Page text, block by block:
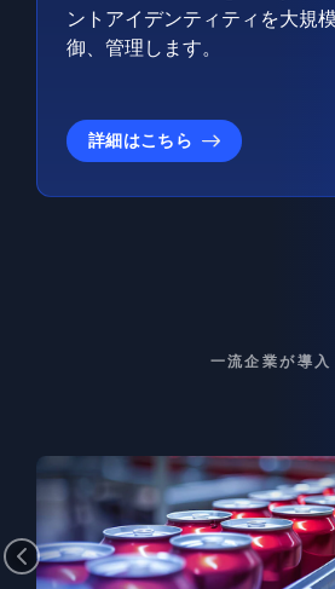
ントアイデンティティを大規
御、管理します。
詳細はこちら
一流企業が導入